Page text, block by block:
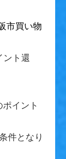
市買い物
ント還
イント
件となり